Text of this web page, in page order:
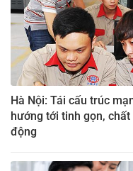
Hà Nội: Tái cấu trúc
hướng tới tinh gọn,
động